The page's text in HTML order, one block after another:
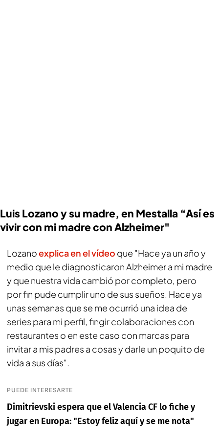
Luis Lozano y su madre, en Mestalla “Así es
vivir con mi madre con Alzheimer"
Lozanoexplica en el vídeo que "Hace ya un año y
medio que le diagnosticaron Alzheimer a mi madre
y que nuestra vida cambió por completo, pero
por fin pude cumplir uno de sus sueños. Hace ya
unas semanas que se me ocurrió una idea de
series para mi perfil, fingir colaboraciones con
restaurantes o en este caso con marcas para
invitar a mis padres a cosas y darle un poquito de
vida a sus días".
PUEDE INTERESARTE
Dimitrievski espera que el Valencia CF lo fiche y
jugar en Europa: "Estoy feliz aquí y se me nota"